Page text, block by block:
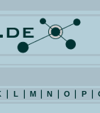
L M N O P